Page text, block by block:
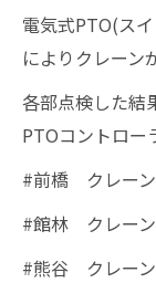
電気式PTO(ス
によりクレーン
各部点検した結
PTOコントロー
#前橋 クレー
#館林 クレー
#熊谷 クレー